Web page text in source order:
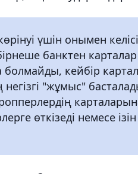
үшін онымен
банктен
болмайды, кейбір
"жұмыс"
өткізеді немесе